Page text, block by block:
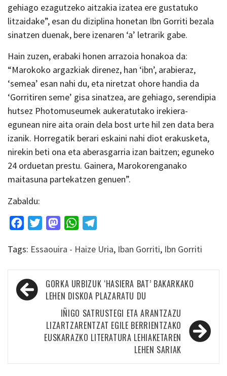
gehiago ezagutzeko aitzakia izatea ere gustatuko
litzaidake”, esan du diziplina honetan Ibn Gorriti bezala
sinatzen duenak, bere izenaren ‘a’ letrarik gabe.
Hain zuzen, erabaki honen arrazoia honakoa da:
“Marokoko argazkiak direnez, han ‘ibn’, arabieraz,
‘semea’ esan nahi du, eta niretzat ohore handia da
‘Gorritiren seme’ gisa sinatzea, are gehiago, serendipia
hutsez Photomuseumek aukeratutako irekiera-
egunean nire aita orain dela bost urte hil zen data bera
izanik. Horregatik berari eskaini nahi diot erakusketa,
nirekin beti ona eta aberasgarria izan baitzen; eguneko
24 orduetan prestu. Gainera, Marokorenganako
maitasuna partekatzen genuen”.
Zabaldu:
FacebookTwitterMastodonWhatsApp
Tags: Essaouira - Haize Uria, Iban Gorriti, Ibn Gorriti
Bidalketetan
zehar
nabigatu
GORKA URBIZUK ‘HASIERA BAT’ BAKARKAKO
LEHEN DISKOA PLAZARATU DU
IÑIGO SATRUSTEGI ETA ARANTZAZU
LIZARTZARENTZAT EGILE BERRIENTZAKO
EUSKARAZKO LITERATURA LEHIAKETAREN
LEHEN SARIAK